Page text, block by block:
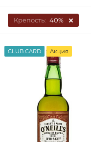
Крепость: 40%
CLUB CARD Акция